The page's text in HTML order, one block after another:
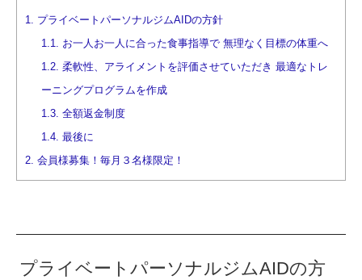
1. プライベートパーソナルジムAIDの方針
1.1. お一人お一人に合った食事指導で 無理なく目標の体重へ
1.2. 柔軟性、アライメントを評価させていただき 最適なトレ
ーニングプログラムを作成
1.3. 全額返金制度
1.4. 最後に
2. 会員様募集！毎月３名様限定！
プライベートパーソナルジムAIDの方